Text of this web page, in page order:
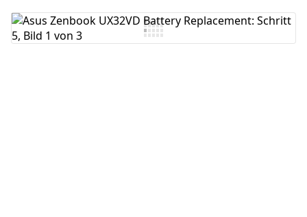
Kommentar hinzufügen